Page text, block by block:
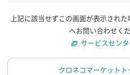
上記に該当せずこの画面が表示され
へお問い合わせくだ
サービスセン
クロネコマーケットト